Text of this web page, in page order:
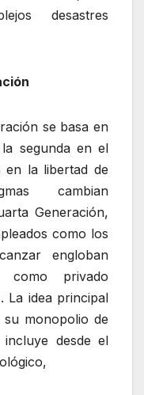
desastres
se basa en
segunda en el
la libertad de
cambian
Generación,
como los
engloban
privado
La idea principal
monopolio de
desde el